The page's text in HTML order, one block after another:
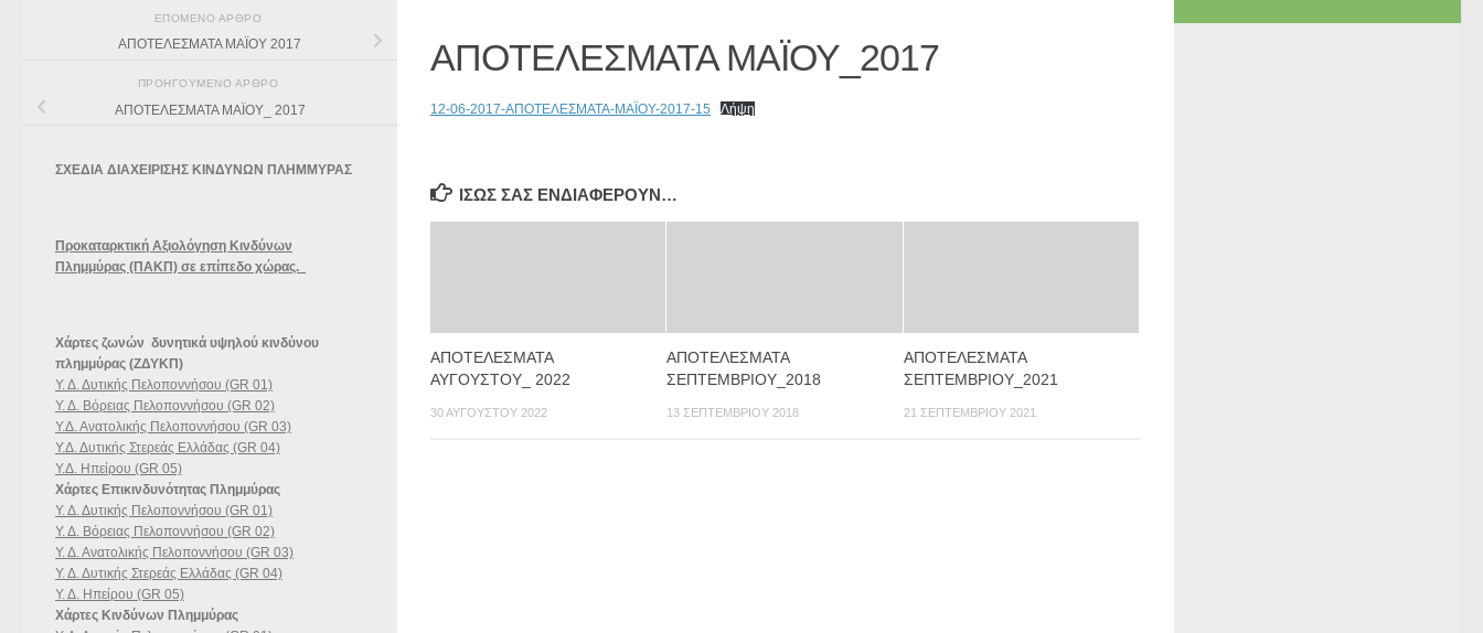
ΑΠΟΤΕΛΕΣΜΑΤΑ ΜΑΪΟΥ_2017
12-06-2017-ΑΠΟΤΕΛΕΣΜΑΤΑ-ΜΑΪΟΥ-2017-15 Λήψη
ΊΣΩΣ ΣΑΣ ΕΝΔΙΑΦΈΡΟΥΝ…
ΑΠΟΤΕΛΕΣΜΑΤΑ
ΑΥΓΟΥΣΤΟΥ_ 2022
30 ΑΥΓΟΎΣΤΟΥ 2022
ΑΠΟΤΕΛΕΣΜΑΤΑ
ΣΕΠΤΕΜΒΡΙΟΥ_2018
13 ΣΕΠΤΕΜΒΡΊΟΥ 2018
ΑΠΟΤΕΛΕΣΜΑΤΑ
ΣΕΠΤΕΜΒΡΙΟΥ_2021
21 ΣΕΠΤΕΜΒΡΊΟΥ 2021
ΕΠΌΜΕΝΟ ΆΡΘΡΟ
ΑΠΟΤΕΛΕΣΜΑΤΑ ΜΑΪΟΥ 2017
ΠΡΟΗΓΟΎΜΕΝΟ ΆΡΘΡΟ
ΑΠΟΤΕΛΕΣΜΑΤΑ ΜΑΪΟΥ_ 2017
ΣΧΕΔΙΑ ΔΙΑΧΕΙΡΙΣΗΣ ΚΙΝΔΥΝΩΝ ΠΛΗΜΜΥΡΑΣ
Προκαταρκτική Αξιολόγηση Κινδύνων
Πλημμύρας (ΠΑΚΠ) σε επίπεδο χώρας.
Χάρτες ζωνών δυνητικά υψηλού κινδύνου
πλημμύρας (ΖΔΥΚΠ)
Υ. Δ. Δυτικής Πελοποννήσου (GR 01)
Υ. Δ. Βόρειας Πελοποννήσου (GR 02)
Υ.Δ. Ανατολικής Πελοποννήσου (GR 03)
Υ.Δ. Δυτικής Στερεάς Ελλάδας (GR 04)
Υ.Δ. Ηπείρου (GR 05)
Χάρτες Επικινδυνότητας Πλημμύρας
Υ. Δ. Δυτικής Πελοποννήσου (GR 01)
Υ. Δ. Βόρειας Πελοποννήσου (GR 02)
Υ. Δ. Ανατολικής Πελοποννήσου (GR 03)
Υ. Δ. Δυτικής Στερεάς Ελλάδας (GR 04)
Υ. Δ. Ηπείρου (GR 05)
Χάρτες Κινδύνων Πλημμύρας